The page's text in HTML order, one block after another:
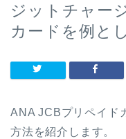
ジットチャー
カードを例と
ANA JCBプリペイド
方法を紹介します。